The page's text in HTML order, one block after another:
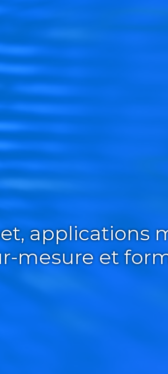
applications
mesure et